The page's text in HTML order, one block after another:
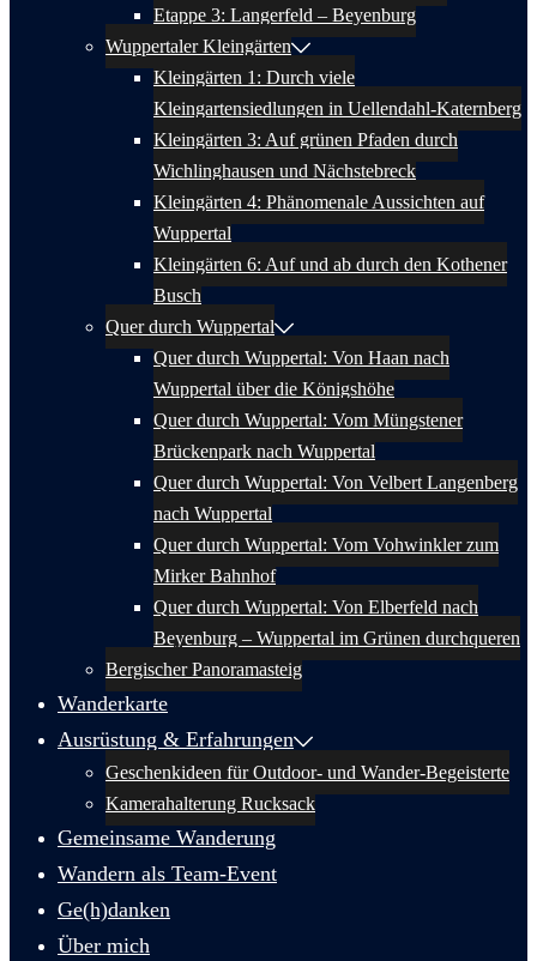
Etappe 3: Langerfeld – Beyenburg
Wuppertaler Kleingärten
Kleingärten 1: Durch viele
Kleingartensiedlungen in Uellendahl-Katernberg
Kleingärten 3: Auf grünen Pfaden durch
Wichlinghausen und Nächstebreck
Kleingärten 4: Phänomenale Aussichten auf
Wuppertal
Kleingärten 6: Auf und ab durch den Kothener
Busch
Quer durch Wuppertal
Quer durch Wuppertal: Von Haan nach
Wuppertal über die Königshöhe
Quer durch Wuppertal: Vom Müngstener
Brückenpark nach Wuppertal
Quer durch Wuppertal: Von Velbert Langenberg
nach Wuppertal
Quer durch Wuppertal: Vom Vohwinkler zum
Mirker Bahnhof
Quer durch Wuppertal: Von Elberfeld nach
Beyenburg – Wuppertal im Grünen durchqueren
Bergischer Panoramasteig
Wanderkarte
Ausrüstung & Erfahrungen
Geschenkideen für Outdoor- und Wander-Begeisterte
Kamerahalterung Rucksack
Gemeinsame Wanderung
Wandern als Team-Event
Ge(h)danken
Über mich